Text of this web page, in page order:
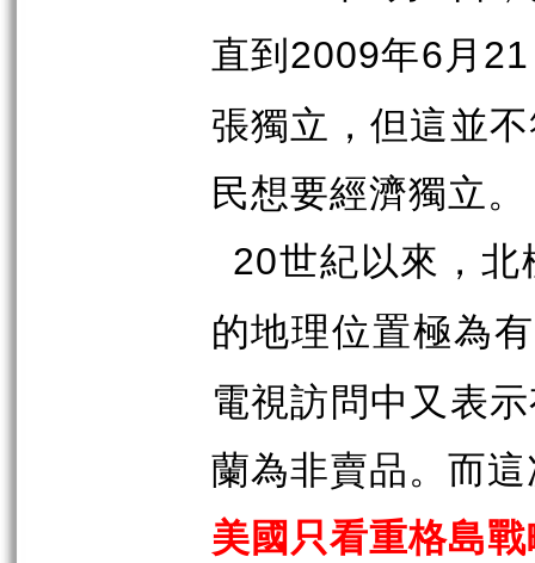
直到2009年6月 21
張獨立，但這並
民想要經濟獨立。
20世紀以來，
的地理位置極為
電視訪問中又表
蘭為非賣品。而
美國只看重格島